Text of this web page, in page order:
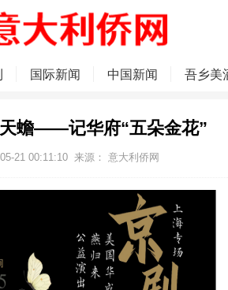
国际新闻 中国新闻 吾乡美
蟾——记华府“五朵金花”
21 00:11:10 来源： 意大利侨网